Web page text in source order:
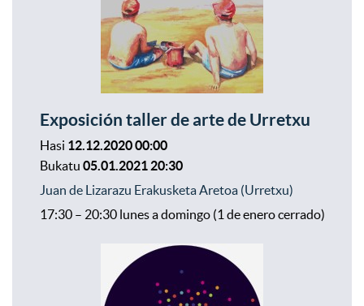
Exposición taller de arte de Urretxu
Hasi 12.12.2020 00:00
Bukatu 05.01.2021 20:30
Juan de Lizarazu Erakusketa Aretoa (Urretxu)
17:30 – 20:30 lunes a domingo (1 de enero cerrado)